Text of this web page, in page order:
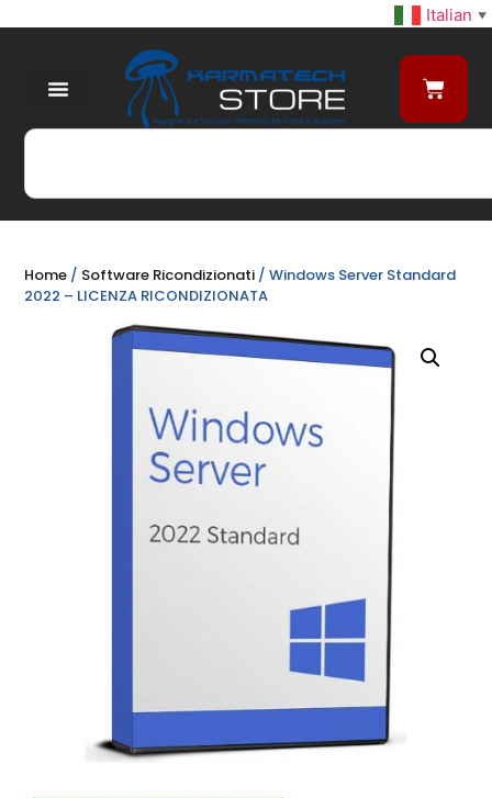
Italian ▼
Home / Software Ricondizionati / Windows Server Standard
2022 – LICENZA RICONDIZIONATA